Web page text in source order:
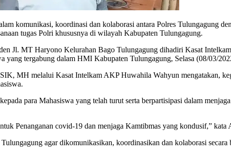
komunikasi, koordinasi dan kolaborasi antara Polres Tulungagung
tugas Polri khususnya di wilayah Kabupaten Tulungagung.
Jl. MT Haryono Kelurahan Bago Tulungagung dihadiri Kasat
yang tergabung dalam HMI Kabupaten Tulungagung, Selasa (08/03/
MH melalui Kasat Intelkam AKP Huwahila Wahyun mengatakan,
para Mahasiswa yang telah turut serta berpartisipasi dalam
Penanganan covid-19 dan menjaga Kamtibmas yang kondusif,”
agar dikomunikasikan, koordinasikan dan kolaborasi secara